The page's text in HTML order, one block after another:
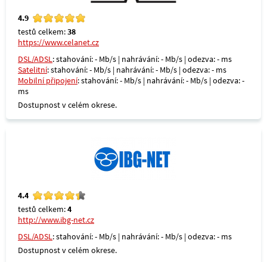
4.9
testů celkem:38
https://www.celanet.cz
DSL/ADSL: stahování: - Mb/s | nahrávání: - Mb/s | odezva: - ms
Satelitní: stahování: - Mb/s | nahrávání: - Mb/s | odezva: - ms
Mobilní připojení: stahování: - Mb/s | nahrávání: - Mb/s | odezva: -
ms
Dostupnost v celém okrese.
4.4
testů celkem:4
http://www.ibg-net.cz
DSL/ADSL: stahování: - Mb/s | nahrávání: - Mb/s | odezva: - ms
Dostupnost v celém okrese.